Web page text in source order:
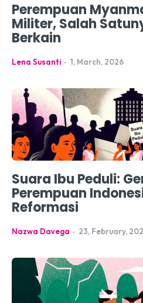
Perempuan
Militer, Salah
Berkain
Lena Susanti - 1, March, 2026
Suara Ibu Peduli:
Perempuan
Reformasi
Nazwa Davega - 23, February,